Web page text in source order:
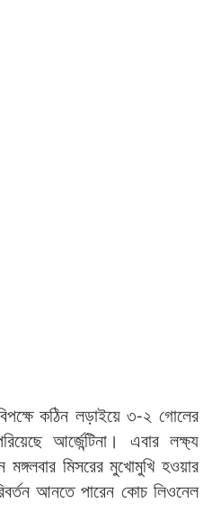
কঠিন লড়াইয়ে ৩-২ গোলের
আর্জেন্টিনা। এবার লক্ষ্য
মিসরের মুখোমুখি হওয়ার
আনতে পারেন কোচ লিওনেল